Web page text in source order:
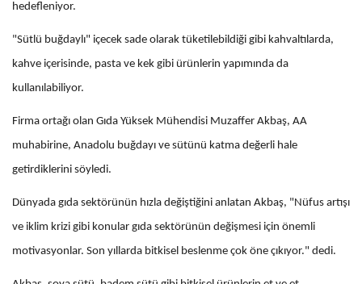
hedefleniyor.
"Sütlü buğdaylı" içecek sade olarak tüketilebildiği gibi kahvaltılarda,
kahve içerisinde, pasta ve kek gibi ürünlerin yapımında da
kullanılabiliyor.
Firma ortağı olan Gıda Yüksek Mühendisi Muzaffer Akbaş, AA
muhabirine, Anadolu buğdayı ve sütünü katma değerli hale
getirdiklerini söyledi.
Dünyada gıda sektörünün hızla değiştiğini anlatan Akbaş, "Nüfus artışı
ve iklim krizi gibi konular gıda sektörünün değişmesi için önemli
motivasyonlar. Son yıllarda bitkisel beslenme çok öne çıkıyor." dedi.